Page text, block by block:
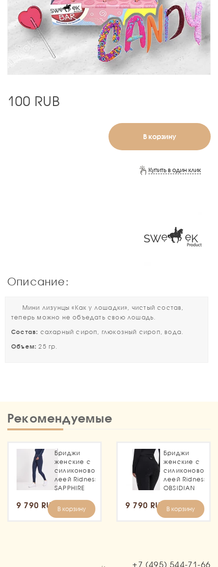
100 RUB
В корзину
Купить в один клик
Описание:
Мини лизунцы «Как у лошадки», чистый состав,
теперь можно не объедать свою лошадь.
Состав: сахарный сироп, глюкозный сироп, вода.
Объем:25 гр.
Рекомендуемые
Бриджи
женские с
силиконовой
леей Ridness
SAPPHIRE
9 790 RUB В корзину
Бриджи
женские с
силиконовой
леей Ridness
OBSIDIAN
9 790 RUB В корзину
+7 (495) 544-71-66